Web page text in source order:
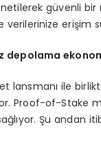
güvenli bir
verilerinize erişim
depolama
lansmanı ile
Proof-of-Stake
Şu